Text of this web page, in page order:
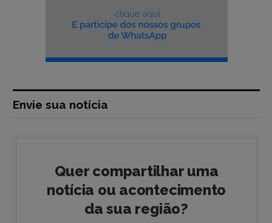
Envie sua notícia
Quer compartilhar uma
notícia ou acontecimento
da sua região?